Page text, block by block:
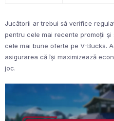
Jucătorii ar trebui să verifice
pentru cele mai recente promoții
cele mai bune oferte pe V-Bucks.
asigurarea că își maximizează
joc.